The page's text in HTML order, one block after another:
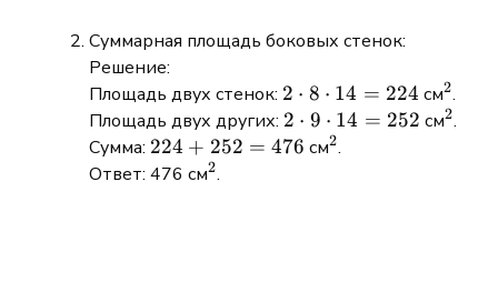
Суммарная площадь боковых стенок:
Решение:
Площадь двух стенок: 2
\cdot
8
2 ⋅ 8 ⋅ 14 = 224 см^2
2.
Площадь двух других: 2
\cdot
2 ⋅ 9 ⋅ 14 = 252 см^2
2.
Сумма: 224
+
224 + 252 = 476 см^2
2.
Ответ: 476 см^2
2.